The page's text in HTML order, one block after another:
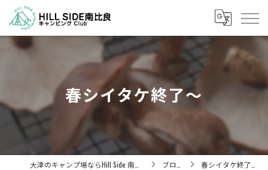
春シイタケ終了～
ブログ 春シイタケ終了～